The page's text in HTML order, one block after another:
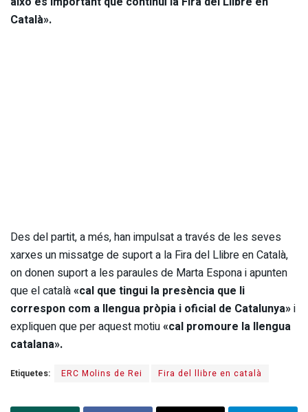
Català».
Des del partit, a més, han impulsat a través de les seves
xarxes un missatge de suport a la Fira del Llibre en Català,
on donen suport a les paraules de Marta Espona i apunten
que el català«cal que tingui la presència que li
correspon com a llengua pròpia i oficial de Catalunya»i
expliquen que per aquest motiu«cal promoure la llengua
catalana».
Etiquetes: ERC Molins de Rei Fira del llibre en català